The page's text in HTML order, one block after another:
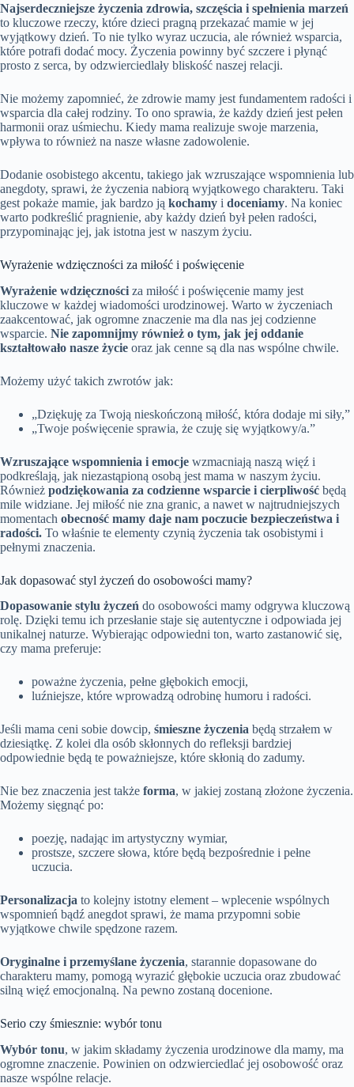
Najserdeczniejsze życzenia zdrowia, szczęścia i spełnienia marzeń
to kluczowe rzeczy, które dzieci pragną przekazać mamie w jej
wyjątkowy dzień. To nie tylko wyraz uczucia, ale również wsparcia,
które potrafi dodać mocy. Życzenia powinny być szczere i płynąć
prosto z serca, by odzwierciedlały bliskość naszej relacji.
Nie możemy zapomnieć, że zdrowie mamy jest fundamentem radości i
wsparcia dla całej rodziny. To ono sprawia, że każdy dzień jest pełen
harmonii oraz uśmiechu. Kiedy mama realizuje swoje marzenia,
wpływa to również na nasze własne zadowolenie.
Dodanie osobistego akcentu, takiego jak wzruszające wspomnienia lub
anegdoty, sprawi, że życzenia nabiorą wyjątkowego charakteru. Taki
gest pokaże mamie, jak bardzo ją kochamy i doceniamy. Na koniec
warto podkreślić pragnienie, aby każdy dzień był pełen radości,
przypominając jej, jak istotna jest w naszym życiu.
Wyrażenie wdzięczności za miłość i poświęcenie
Wyrażenie wdzięczności za miłość i poświęcenie mamy jest
kluczowe w każdej wiadomości urodzinowej. Warto w życzeniach
zaakcentować, jak ogromne znaczenie ma dla nas jej codzienne
wsparcie. Nie zapomnijmy również o tym, jak jej oddanie
kształtowało nasze życie oraz jak cenne są dla nas wspólne chwile.
Możemy użyć takich zwrotów jak:
„Dziękuję za Twoją nieskończoną miłość, która dodaje mi siły,”
„Twoje poświęcenie sprawia, że czuję się wyjątkowy/a.”
Wzruszające wspomnienia i emocje wzmacniają naszą więź i
podkreślają, jak niezastąpioną osobą jest mama w naszym życiu.
Również podziękowania za codzienne wsparcie i cierpliwość będą
mile widziane. Jej miłość nie zna granic, a nawet w najtrudniejszych
momentach obecność mamy daje nam poczucie bezpieczeństwa i
radości. To właśnie te elementy czynią życzenia tak osobistymi i
pełnymi znaczenia.
Jak dopasować styl życzeń do osobowości mamy?
Dopasowanie stylu życzeń do osobowości mamy odgrywa kluczową
rolę. Dzięki temu ich przesłanie staje się autentyczne i odpowiada jej
unikalnej naturze. Wybierając odpowiedni ton, warto zastanowić się,
czy mama preferuje:
poważne życzenia, pełne głębokich emocji,
luźniejsze, które wprowadzą odrobinę humoru i radości.
Jeśli mama ceni sobie dowcip, śmieszne życzenia będą strzałem w
dziesiątkę. Z kolei dla osób skłonnych do refleksji bardziej
odpowiednie będą te poważniejsze, które skłonią do zadumy.
Nie bez znaczenia jest także forma, w jakiej zostaną złożone życzenia.
Możemy sięgnąć po:
poezję, nadając im artystyczny wymiar,
prostsze, szczere słowa, które będą bezpośrednie i pełne
uczucia.
Personalizacja to kolejny istotny element – wplecenie wspólnych
wspomnień bądź anegdot sprawi, że mama przypomni sobie
wyjątkowe chwile spędzone razem.
Oryginalne i przemyślane życzenia, starannie dopasowane do
charakteru mamy, pomogą wyrazić głębokie uczucia oraz zbudować
silną więź emocjonalną. Na pewno zostaną docenione.
Serio czy śmiesznie: wybór tonu
Wybór tonu, w jakim składamy życzenia urodzinowe dla mamy, ma
ogromne znaczenie. Powinien on odzwierciedlać jej osobowość oraz
nasze wspólne relacje.